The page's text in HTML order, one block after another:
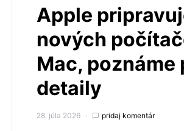
Apple
nových
Mac, poznáme
detaily
28. júla 2026 pridaj komentár